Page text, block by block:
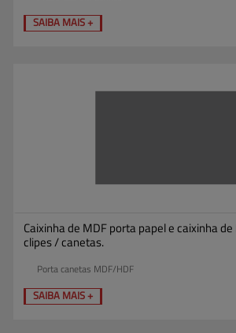
SAIBA MAIS +
Caixinha de MDF porta papel e caixinha
clipes / canetas.
Porta canetas MDF/HDF
SAIBA MAIS +